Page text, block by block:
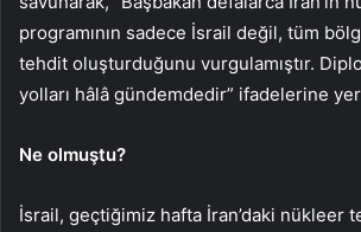
programının sadece İsrail değil, tüm
tehdit oluşturduğunu vurgulamıştır.
yolları hâlâ gündemdedir” ifadelerine
Ne olmuştu?
İsrail, geçtiğimiz hafta İran’daki nükleer